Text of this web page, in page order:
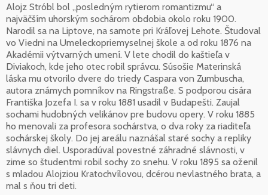
Alojz Stróbl bol „posledným rytierom romantizmu“ a
najväčším uhorským sochárom obdobia okolo roku 1900.
Narodil sa na Liptove, na samote pri Kráľovej Lehote. Študoval
vo Viedni na Umeleckopriemyselnej škole a od roku 1876 na
Akadémii výtvarných umení. V lete chodil do kaštieľa v
Diviakoch, kde jeho otec robil správcu. Súsošie Materinská
láska mu otvorilo dvere do triedy Caspara von Zumbuscha,
autora známych pomníkov na Ringstraße. S podporou cisára
Františka Jozefa I. sa v roku 1881 usadil v Budapešti. Zaujal
sochami hudobných velikánov pre budovu opery. V roku 1885
ho menovali za profesora sochárstva, o dva roky za riaditeľa
sochárskej školy. Do jej areálu naznášal staré sochy a repliky
slávnych diel. Usporadúval povestné záhradné slávnosti, v
zime so študentmi robil sochy zo snehu. V roku 1895 sa oženil
s mladou Alojziou Kratochvílovou, dcérou nevlastného brata, a
mal s ňou tri deti.